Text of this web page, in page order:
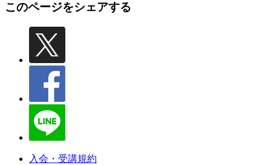
このページをシェアする
入会・受講規約